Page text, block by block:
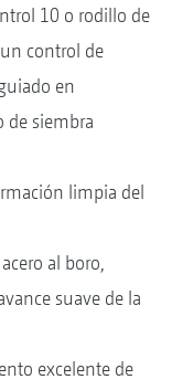
10 o rodillo de
control de
en
de siembra
limpia del
al boro,
suave de la
excelente de